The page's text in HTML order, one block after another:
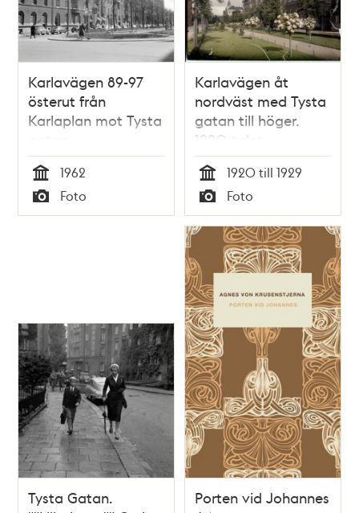
Karlavägen 89-97
österut från
Karlaplan mot Tysta
Tid
1962
Typ
Foto
Karlavägen åt
nordväst med Tysta
gatan till höger.
1920-talet
Tid
1920 till 1929
Typ
Foto
Tysta Gatan.
Porten vid Johannes